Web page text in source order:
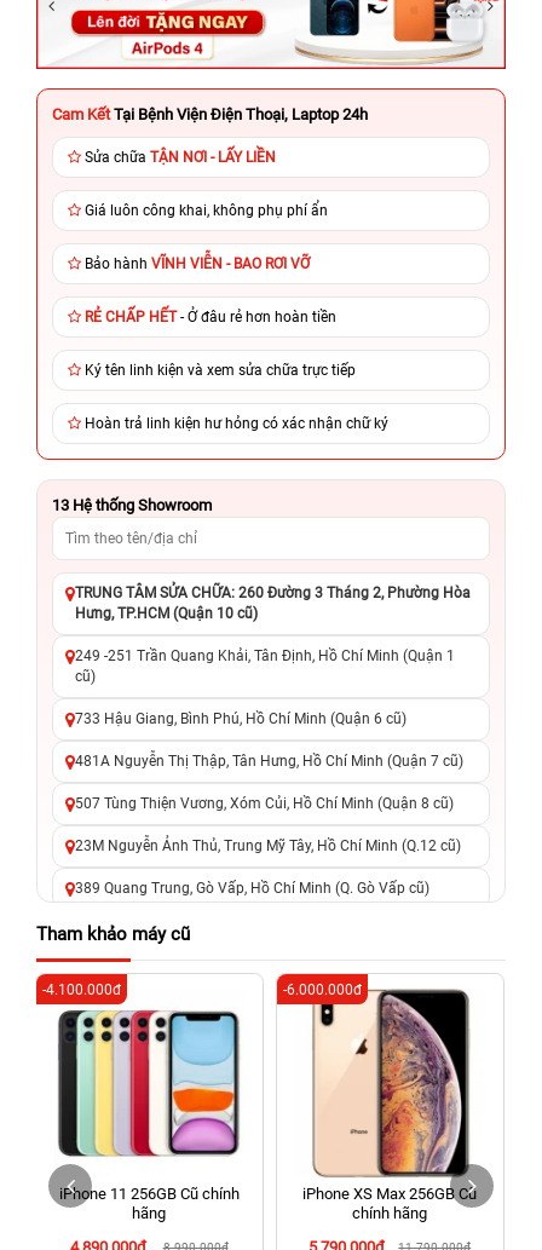
Cam Kết Tại Bệnh Viện Điện Thoại, Laptop 24h
Sửa chữa TẬN NƠI - LẤY LIỀN
Giá luôn công khai, không phụ phí ẩn
Bảo hành VĨNH VIỄN - BAO RƠI VỠ
RẺ CHẤP HẾT- Ở đâu rẻ hơn hoàn tiền
Ký tên linh kiện và xem sửa chữa trực tiếp
Hoàn trả linh kiện hư hỏng có xác nhận chữ ký
13 Hệ thống Showroom
TRUNG TÂM SỬA CHỮA: 260 Đường 3 Tháng 2, Phường Hòa
Hưng, TP.HCM (Quận 10 cũ)
249 -251 Trần Quang Khải, Tân Định, Hồ Chí Minh (Quận 1
cũ)
733 Hậu Giang, Bình Phú, Hồ Chí Minh (Quận 6 cũ)
481A Nguyễn Thị Thập, Tân Hưng, Hồ Chí Minh (Quận 7 cũ)
507 Tùng Thiện Vương, Xóm Củi, Hồ Chí Minh (Quận 8 cũ)
23M Nguyễn Ảnh Thủ, Trung Mỹ Tây, Hồ Chí Minh (Q.12 cũ)
389 Quang Trung, Gò Vấp, Hồ Chí Minh (Q. Gò Vấp cũ)
625 - 625A Âu Cơ, Tân Phú, Hồ Chí Minh (Quận Tân Phú cũ)
326 Lê Văn Việt, Tăng Nhơn Phú, Hồ Chí Minh (Q.9 TP. Thủ
Đức cũ)
256 Võ Văn Ngân, Thủ Đức, Hồ Chí Minh (Bình Thọ, TP. Thủ
Đức Cũ)
70 Nguyễn An Ninh, Dĩ An, Hồ Chí Minh (Bình Dương Cũ)
24h Vũng Tàu: 162A Ba Cu, Vũng Tàu, Hồ Chí Minh (TP. Vũng
Tàu cũ)
198 Hoàng Văn Thụ, Tân Sơn Nhất, Hồ Chí Minh (Tân Bình
Tham khảo máy cũ
iPhone 11 256GB Cũ chính
hãng
8.990.000đ
-4.100.000đ
iPhone XS Max 256GB Cũ
chính hãng
11.790.000đ
-6.000.000đ